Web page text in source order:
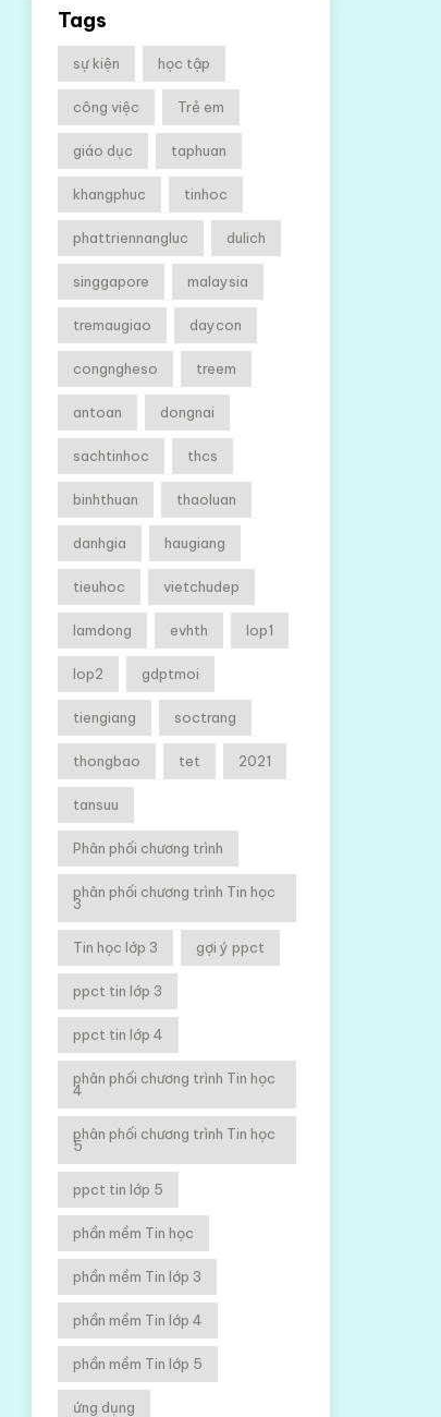
Tags
sự kiện học tập
công việc Trẻ em
giáo dục taphuan
khangphuc tinhoc
phattriennangluc dulich
singgapore malaysia
tremaugiao daycon
congngheso treem
antoan dongnai
sachtinhoc thcs
binhthuan thaoluan
danhgia haugiang
tieuhoc vietchudep
lamdong evhth lop1
lop2 gdptmoi
tiengiang soctrang
thongbao tet 2021
tansuu
Phân phối chương trình
phân phối chương trình Tin học
3
Tin học lớp 3 gợi ý ppct
ppct tin lớp 3
ppct tin lớp 4
phân phối chương trình Tin học
4
phân phối chương trình Tin học
5
ppct tin lớp 5
phần mềm Tin học
phần mềm Tin lớp 3
phần mềm Tin lớp 4
phần mềm Tin lớp 5
ứng dụng